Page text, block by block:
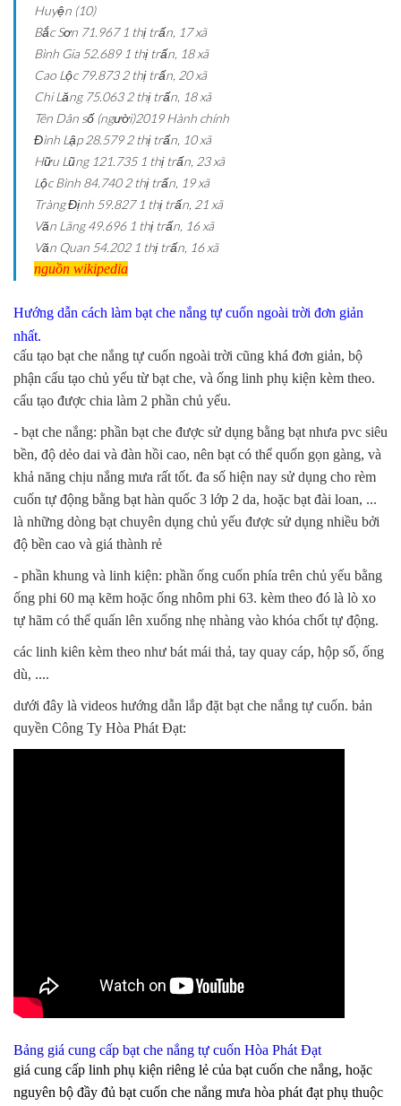
Huyện (10)
Bắc Sơn 71.967 1 thị trấn, 17 xã
Bình Gia 52.689 1 thị trấn, 18 xã
Cao Lộc 79.873 2 thị trấn, 20 xã
Chi Lăng 75.063 2 thị trấn, 18 xã
Tên Dân số (người)2019 Hành chính
Đình Lập 28.579 2 thị trấn, 10 xã
Hữu Lũng 121.735 1 thị trấn, 23 xã
Lộc Bình 84.740 2 thị trấn, 19 xã
Tràng Định 59.827 1 thị trấn, 21 xã
Văn Lãng 49.696 1 thị trấn, 16 xã
Văn Quan 54.202 1 thị trấn, 16 xã
nguồn wikipedia
Hướng dẫn cách làm bạt che nắng tự cuốn ngoài trời đơn giản
nhất.
cấu tạo bạt che nắng tự cuốn ngoài trời cũng khá đơn giản, bộ
phận cấu tạo chủ yếu từ bạt che, và ống linh phụ kiện kèm theo.
cấu tạo được chia làm 2 phần chủ yếu.
- bạt che nắng: phần bạt che được sử dụng bằng bạt nhưa pvc siêu
bền, độ dẻo dai và đàn hồi cao, nên bạt có thể quốn gọn gàng, và
khả năng chịu nắng mưa rất tốt. đa số hiện nay sử dụng cho rèm
cuốn tự động bằng bạt hàn quốc 3 lớp 2 da, hoặc bạt đài loan, ...
là những dòng bạt chuyên dụng chủ yếu được sử dụng nhiều bởi
độ bền cao và giá thành rẻ
- phần khung và linh kiện: phần ống cuốn phía trên chủ yếu bằng
ống phi 60 mạ kẽm hoặc ống nhôm phi 63. kèm theo đó là lò xo
tự hãm có thể quấn lên xuống nhẹ nhàng vào khóa chốt tự động.
các linh kiên kèm theo như bát mái thả, tay quay cáp, hộp số, ống
dù, ....
dưới đây là videos hướng dẫn lắp đặt bạt che nắng tự cuốn. bản
quyền Công Ty Hòa Phát Đạt:
Bảng giá cung cấp bạt che nắng tự cuốn Hòa Phát Đạt
giá cung cấp linh phụ kiện riêng lẻ của bạt cuốn che nắng, hoặc
nguyên bộ đầy đủ bạt cuốn che nắng mưa hòa phát đạt phụ thuộc